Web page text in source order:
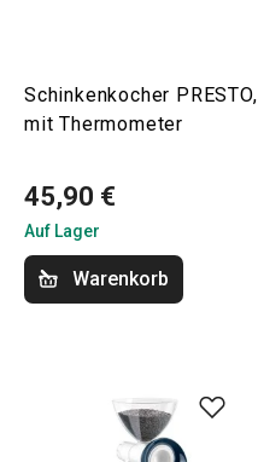
Schinkenkocher PRESTO,
mit Thermometer
45,90 €
Auf Lager
Warenkorb